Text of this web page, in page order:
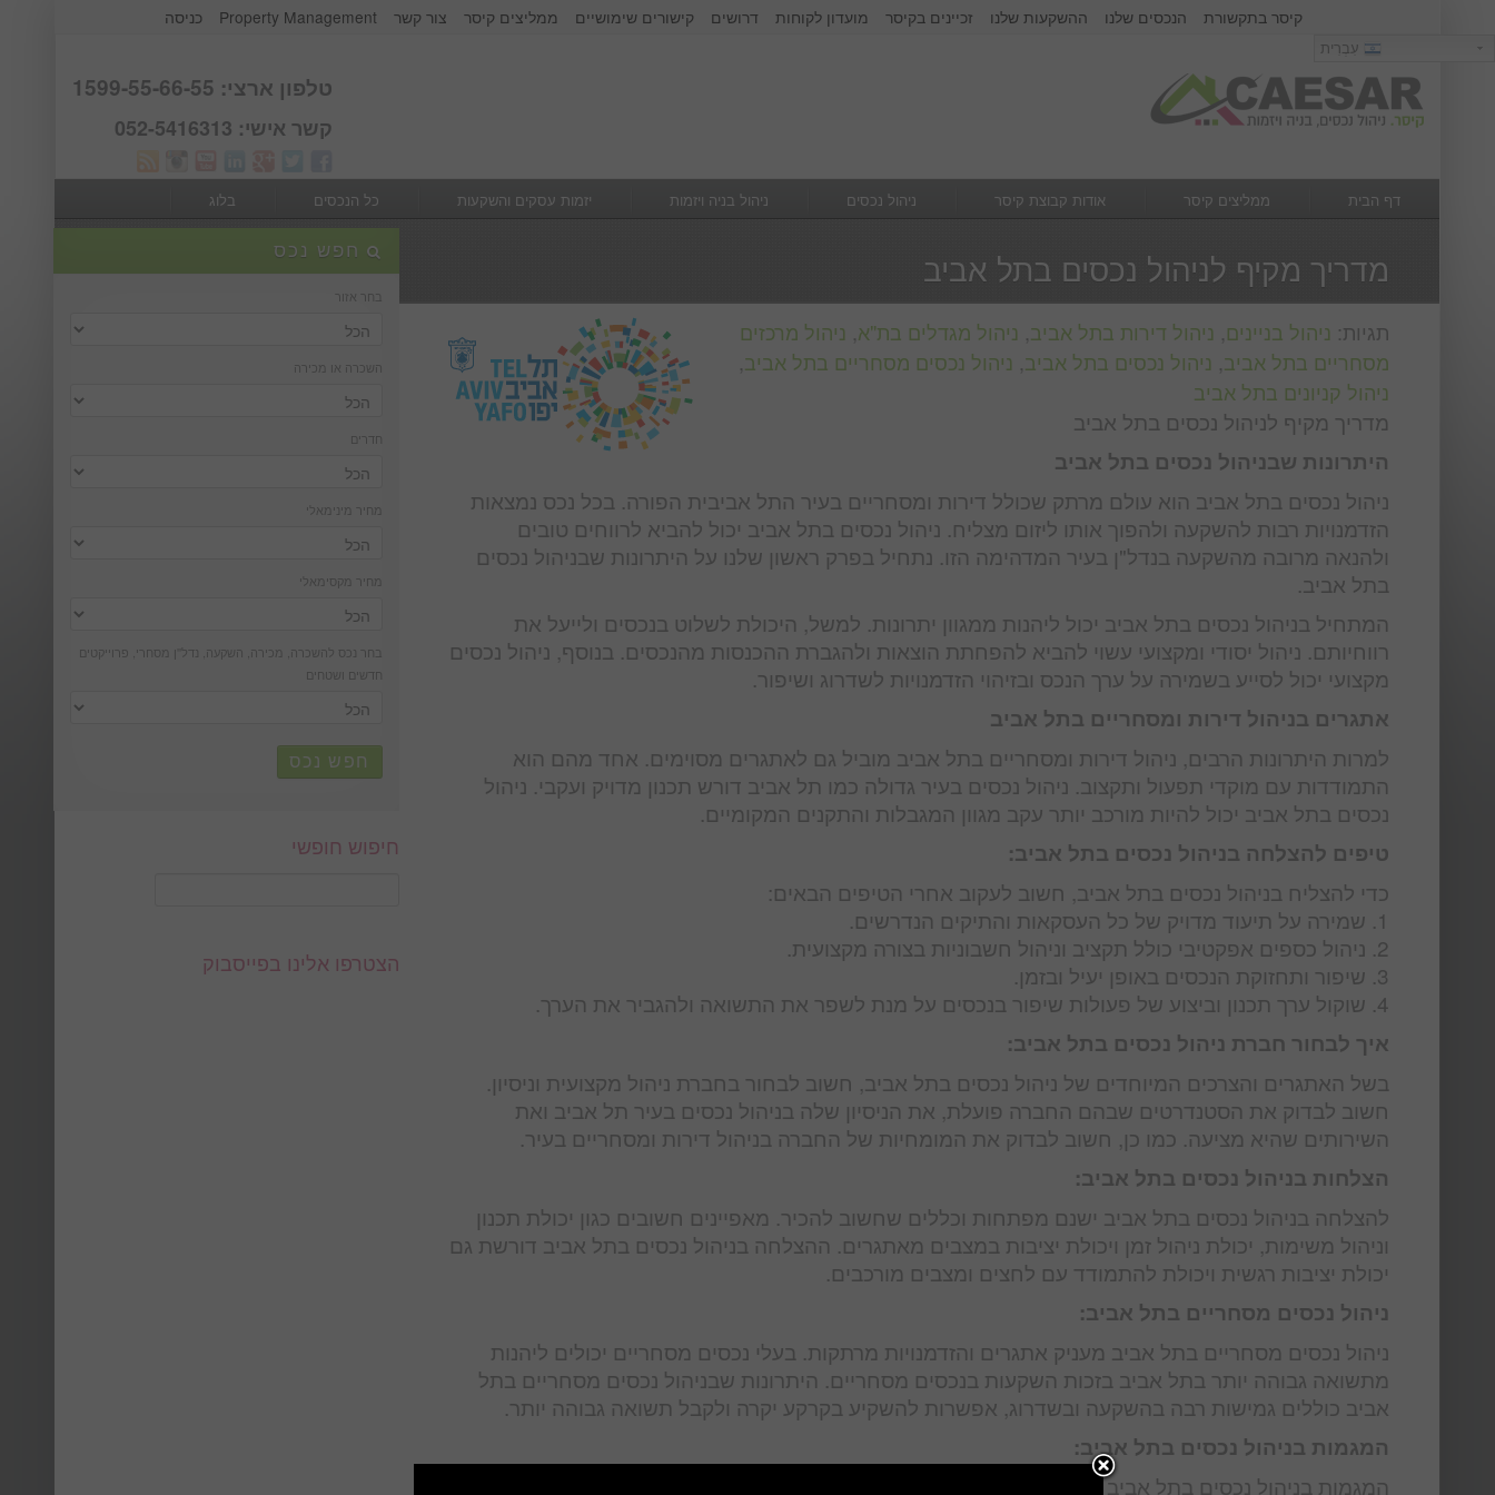
שם משתמש : סיסמא : Webmail
כניסה Property Management צור קשר ממליצים קיסר קישורים שימושיים דרושים מועדון לקוחות זכיינים בקיסר ההשקעות שלנו הנכסים שלנו
קיסר בתקשורת
עִבְרִית
טלפון ארצי: 1599-55-66-55
קשר אישי: 052-5416313
דף הבית ממליצים קיסר אודות קבוצת קיסר ניהול נכסים ניהול בניה ויזמות יזמות עסקים והשקעות כל הנכסים
בלוג
מדריך מקיף לניהול נכסים בתל אביב
חפש נכס
בחר אזור
השכרה או מכירה
חדרים
מחיר מינימאלי
מחיר מקסימאלי
בחר נכס להשכרה, מכירה, השקעה, נדל''ן מסחרי, פרוייקטים
חדשים ושטחים
חפש נכס
חיפוש חופשי
הצטרפו אלינו בפייסבוק
תגיות: ניהול בניינים, ניהול דירות בתל אביב, ניהול מגדלים בת"א, ניהול מרכזים
מסחריים בתל אביב, ניהול נכסים בתל אביב, ניהול נכסים מסחריים בתל אביב,
ניהול קניונים בתל אביב
מדריך מקיף לניהול נכסים בתל אביב
היתרונות שבניהול נכסים בתל אביב
ניהול נכסים בתל אביב הוא עולם מרתק שכולל דירות ומסחריים בעיר התל אביבית הפורה. בכל נכס נמצאות
הזדמנויות רבות להשקעה ולהפוך אותו ליזום מצליח. ניהול נכסים בתל אביב יכול להביא לרווחים טובים
ולהנאה מרובה מהשקעה בנדל"ן בעיר המדהימה הזו. נתחיל בפרק ראשון שלנו על היתרונות שבניהול נכסים
בתל אביב.
המתחיל בניהול נכסים בתל אביב יכול ליהנות ממגוון יתרונות. למשל, היכולת לשלוט בנכסים ולייעל את
רווחיותם. ניהול יסודי ומקצועי עשוי להביא להפחתת הוצאות ולהגברת ההכנסות מהנכסים. בנוסף, ניהול נכסים
מקצועי יכול לסייע בשמירה על ערך הנכס ובזיהוי הזדמנויות לשדרוג ושיפור.
אתגרים בניהול דירות ומסחריים בתל אביב
למרות היתרונות הרבים, ניהול דירות ומסחריים בתל אביב מוביל גם לאתגרים מסוימים. אחד מהם הוא
התמודדות עם מוקדי תפעול ותקצוב. ניהול נכסים בעיר גדולה כמו תל אביב דורש תכנון מדויק ועקבי. ניהול
נכסים בתל אביב יכול להיות מורכב יותר עקב מגוון המגבלות והתקנים המקומיים.
טיפים להצלחה בניהול נכסים בתל אביב:
כדי להצליח בניהול נכסים בתל אביב, חשוב לעקוב אחרי הטיפים הבאים:
1. שמירה על תיעוד מדויק של כל העסקאות והתיקים הנדרשים.
2. ניהול כספים אפקטיבי כולל תקציב וניהול חשבוניות בצורה מקצועית.
3. שיפור ותחזוקת הנכסים באופן יעיל ובזמן.
4. שוקול ערך תכנון וביצוע של פעולות שיפור בנכסים על מנת לשפר את התשואה ולהגביר את הערך.
איך לבחור חברת ניהול נכסים בתל אביב:
בשל האתגרים והצרכים המיוחדים של ניהול נכסים בתל אביב, חשוב לבחור בחברת ניהול מקצועית וניסיון.
חשוב לבדוק את הסטנדרטים שבהם החברה פועלת, את הניסיון שלה בניהול נכסים בעיר תל אביב ואת
השירותים שהיא מציעה. כמו כן, חשוב לבדוק את המומחיות של החברה בניהול דירות ומסחריים בעיר.
הצלחות בניהול נכסים בתל אביב:
להצלחה בניהול נכסים בתל אביב ישנם מפתחות וכללים שחשוב להכיר. מאפיינים חשובים כגון יכולת תכנון
וניהול משימות, יכולת ניהול זמן ויכולת יציבות במצבים מאתגרים. ההצלחה בניהול נכסים בתל אביב דורשת גם
יכולת יציבות רגשית ויכולת להתמודד עם לחצים ומצבים מורכבים.
ניהול נכסים מסחריים בתל אביב:
ניהול נכסים מסחריים בתל אביב מעניק אתגרים והזדמנויות מרתקות. בעלי נכסים מסחריים יכולים ליהנות
מתשואה גבוהה יותר בתל אביב בזכות השקעות בנכסים מסחריים. היתרונות שבניהול נכסים מסחריים בתל
אביב כוללים גמישות רבה בהשקעה ובשדרוג, אפשרות להשקיע בקרקע יקרה ולקבל תשואה גבוהה יותר.
המגמות בניהול נכסים בתל אביב:
המגמות בניהול נכסים בתל אביב משתנות מעת לעת. חשוב לעקוב אחרי המגמות ולהיות עדכני כדי להצליח
עִבְרִית